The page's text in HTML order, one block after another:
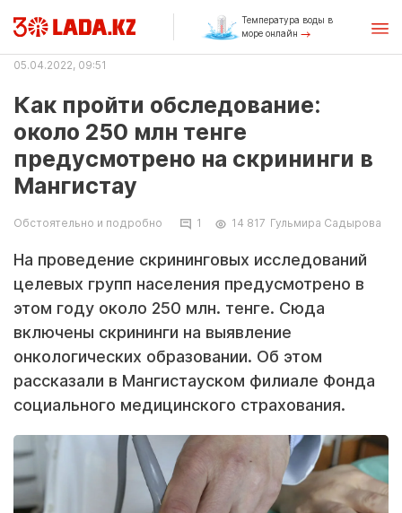
Температура воды в
море онлайн
05.04.2022, 09:51
Как пройти обследование:
около 250 млн тенге
предусмотрено на скрининги в
Мангистау
Обстоятельно и подробно 1 14 817 Гульмира Садырова
На проведение скрининговых исследований
целевых групп населения предусмотрено в
этом году около 250 млн. тенге. Сюда
включены скрининги на выявление
онкологических образовании. Об этом
рассказали в Мангистауском филиале Фонда
социального медицинского страхования.